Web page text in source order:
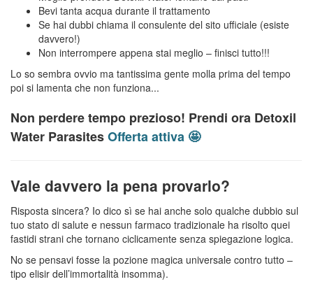
Bevi tanta acqua durante il trattamento
Se hai dubbi chiama il consulente del sito ufficiale (esiste
davvero!)
Non interrompere appena stai meglio – finisci tutto!!!
Lo so sembra ovvio ma tantissima gente molla prima del tempo
poi si lamenta che non funziona...
Non perdere tempo prezioso! Prendi ora Detoxil
Water ParasitesOfferta attiva 🤩
Vale davvero la pena provarlo?
Risposta sincera? Io dico sì se hai anche solo qualche dubbio sul
tuo stato di salute e nessun farmaco tradizionale ha risolto quei
fastidi strani che tornano ciclicamente senza spiegazione logica.
No se pensavi fosse la pozione magica universale contro tutto –
tipo elisir dell’immortalità insomma).